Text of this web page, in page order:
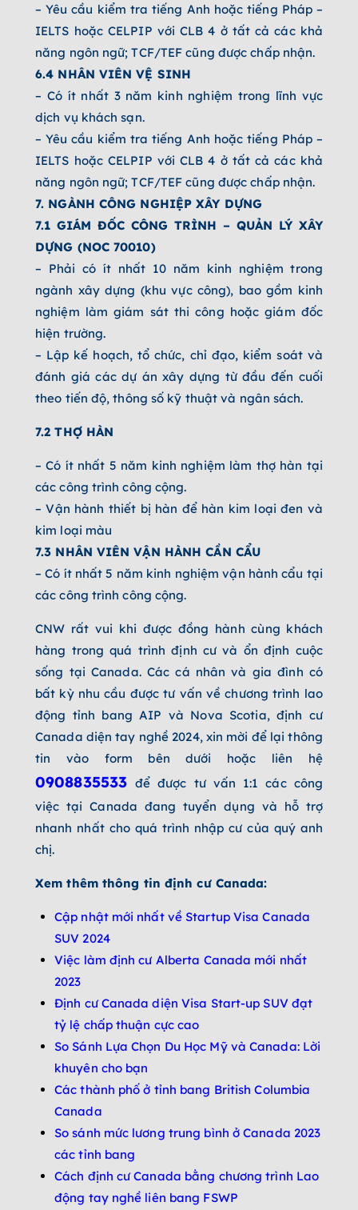
– Yêu cầu kiểm tra tiếng Anh hoặc tiếng Pháp –
IELTS hoặc CELPIP với CLB 4 ở tất cả các khả
năng ngôn ngữ; TCF/TEF cũng được chấp nhận.
6.4 NHÂN VIÊN VỆ SINH
– Có ít nhất 3 năm kinh nghiệm trong lĩnh vực
dịch vụ khách sạn.
– Yêu cầu kiểm tra tiếng Anh hoặc tiếng Pháp –
IELTS hoặc CELPIP với CLB 4 ở tất cả các khả
năng ngôn ngữ; TCF/TEF cũng được chấp nhận.
7. NGÀNH CÔNG NGHIỆP XÂY DỰNG
7.1 GIÁM ĐỐC CÔNG TRÌNH – QUẢN LÝ XÂY
DỰNG (NOC 70010)
– Phải có ít nhất 10 năm kinh nghiệm trong
ngành xây dựng (khu vực công), bao gồm kinh
nghiệm làm giám sát thi công hoặc giám đốc
hiện trường.
– Lập kế hoạch, tổ chức, chỉ đạo, kiểm soát và
đánh giá các dự án xây dựng từ đầu đến cuối
theo tiến độ, thông số kỹ thuật và ngân sách.
7.2 THỢ HÀN
– Có ít nhất 5 năm kinh nghiệm làm thợ hàn tại
các công trình công cộng.
– Vận hành thiết bị hàn để hàn kim loại đen và
kim loại màu
7.3 NHÂN VIÊN VẬN HÀNH CẦN CẨU
– Có ít nhất 5 năm kinh nghiệm vận hành cẩu tại
các công trình công cộng.
CNW rất vui khi được đồng hành cùng khách
hàng trong quá trình định cư và ổn định cuộc
sống tại Canada. Các cá nhân và gia đình có
bất kỳ nhu cầu được tư vấn về chương trình lao
động tỉnh bang AIP và Nova Scotia, định cư
Canada diện tay nghề 2024, xin mời để lại thông
tin vào form bên dưới hoặc liên hệ
0908835533 để được tư vấn 1:1 các công
việc tại Canada đang tuyển dụng và hỗ trợ
nhanh nhất cho quá trình nhập cư của quý anh
chị.
Xem thêm thông tin định cư Canada:
Cập nhật mới nhất về Startup Visa Canada
SUV 2024
Việc làm định cư Alberta Canada mới nhất
2023
Định cư Canada diện Visa Start-up SUV đạt
tỷ lệ chấp thuận cực cao
So Sánh Lựa Chọn Du Học Mỹ và Canada: Lời
khuyên cho bạn
Các thành phố ở tỉnh bang British Columbia
Canada
So sánh mức lương trung bình ở Canada 2023
các tỉnh bang
Cách định cư Canada bằng chương trình Lao
động tay nghề liên bang FSWP